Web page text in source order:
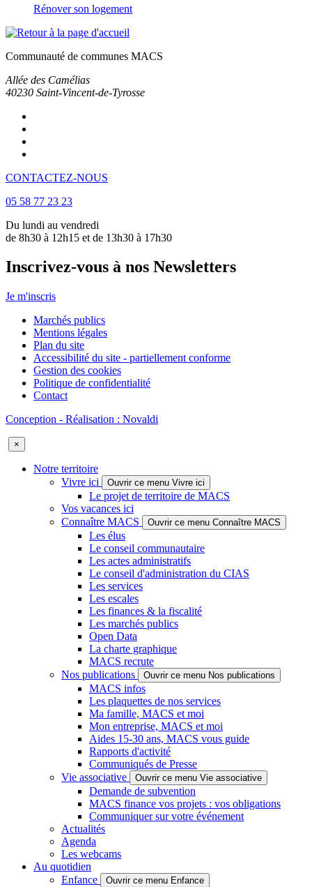
Rénover son logement
Communauté de communes MACS
Allée des Camélias
40230 Saint-Vincent-de-Tyrosse
CONTACTEZ-NOUS
05 58 77 23 23
Du lundi au vendredi
de 8h30 à 12h15 et de 13h30 à 17h30
Inscrivez-vous à nos Newsletters
Je m'inscris
Marchés publics
Mentions légales
Plan du site
Accessibilité du site - partiellement conforme
Gestion des cookies
Politique de confidentialité
Contact
Conception - Réalisation : Novaldi
×
Notre territoire
Vivre ici
Ouvrir ce menu Vivre ici
Le projet de territoire de MACS
Vos vacances ici
Connaître MACS
Ouvrir ce menu Connaître MACS
Les élus
Le conseil communautaire
Les actes administratifs
Le conseil d'administration du CIAS
Les services
Les escales
Les finances & la fiscalité
Les marchés publics
Open Data
La charte graphique
MACS recrute
Nos publications
Ouvrir ce menu Nos publications
MACS infos
Les plaquettes de nos services
Ma famille, MACS et moi
Mon entreprise, MACS et moi
Aides 15-30 ans, MACS vous guide
Rapports d'activité
Communiqués de Presse
Vie associative
Ouvrir ce menu Vie associative
Demande de subvention
MACS finance vos projets : vos obligations
Communiquer sur votre événement
Actualités
Agenda
Les webcams
Au quotidien
Enfance
Ouvrir ce menu Enfance